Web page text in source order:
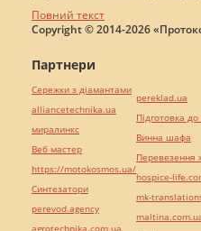
Повний текст
Copyright © 2014-2026
Партнери
Сережки з діамантами
alliancetechnika.ua
миралинкс
Веб мастер
https://motokosmos.ua/
Синтезатори
perevod.agency
agrotechnika.com.ua
pereklad.ua
Підготовка
Винна шафа
Перевезення
hospice-
mk-